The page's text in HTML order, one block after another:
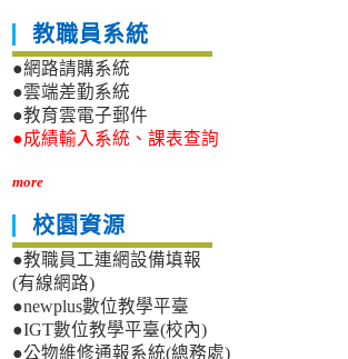
教職員系統
●網路請購系統
●雲端差勤系統
●教育雲電子郵件
●成績輸入系統、課表查詢
more
校園資源
●教職員工連網設備填報
(有線網路)
●newplus數位教學平臺
●IGT數位教學平臺(校內)
●公物維修通報系統(總務處)